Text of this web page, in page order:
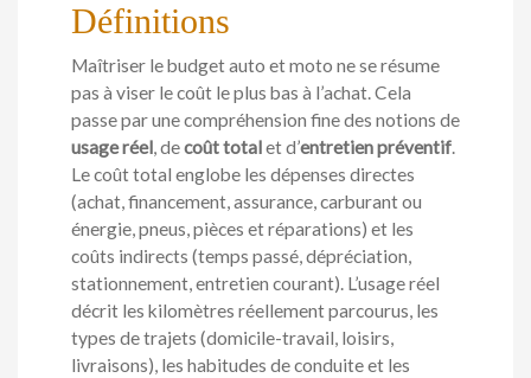
Définitions
Maîtriser le budget auto et moto ne se résume
pas à viser le coût le plus bas à l’achat. Cela
passe par une compréhension fine des notions de
usage réel, decoût totalet d’entretien préventif.
Le coût total englobe les dépenses directes
(achat, financement, assurance, carburant ou
énergie, pneus, pièces et réparations) et les
coûts indirects (temps passé, dépréciation,
stationnement, entretien courant). L’usage réel
décrit les kilomètres réellement parcourus, les
types de trajets (domicile-travail, loisirs,
livraisons), les habitudes de conduite et les